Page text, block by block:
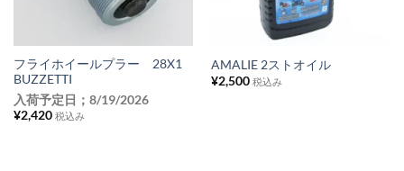
ス
フライホイールプラー 28X1
BUZZETTI
入荷予定日； 8/19/2026
¥2,420 税込み
AMALIE 2ストオイル
¥2,500 税込み